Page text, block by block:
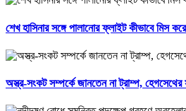
শেখ হাসিনার সঙ্গে পালানোর ফ্লাইট কীভাবে মিস
অস্ত্র-সংকট সম্পর্কে জানতেন না ট্রাম্প, হেগসেথের